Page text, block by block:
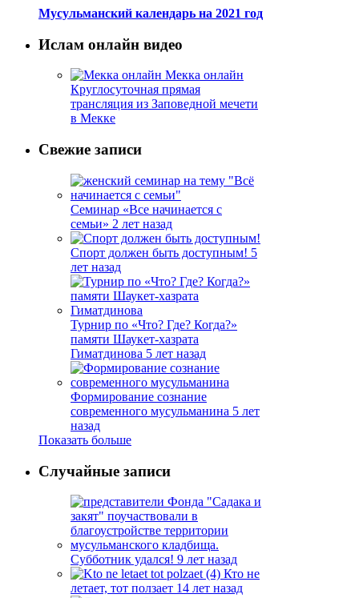
Мусульманский календарь на 2021 год
Ислам онлайн видео
Мекка онлайн
Круглосуточная прямая
трансляция из Заповедной мечети
в Мекке
Свежие записи
Семинар «Все начинается с
семьи» 2 лет назад
Спорт должен быть доступным! 5
лет назад
Турнир по «Что? Где? Когда?»
памяти Шаукет-хазрата
Гиматдинова 5 лет назад
Формирование сознание
современного мусульманина 5 лет
назад
Показать больше
Случайные записи
Субботник удался! 9 лет назад
Кто не
летает, тот ползает 14 лет назад